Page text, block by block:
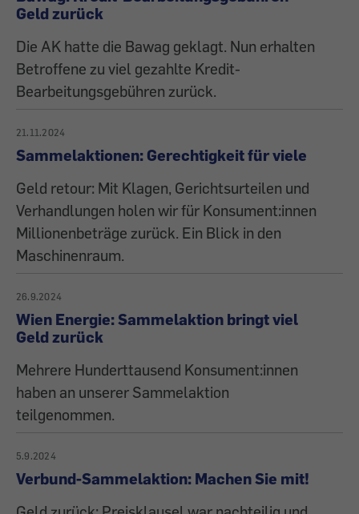
Geld zurück
Die AK hatte die Bawag geklagt. Nun erhalten
Betroffene zu viel gezahlte Kredit-
Bearbeitungsgebühren zurück.
21.11.2024
Sammelaktionen: Gerechtigkeit für viele
Geld retour: Mit Klagen, Gerichtsurteilen und
Verhandlungen holen wir für Konsument:innen
Millionenbeträge zurück. Ein Blick in den
Maschinenraum.
26.9.2024
Wien Energie: Sammelaktion bringt viel
Geld zurück
Mehrere Hunderttausend Konsument:innen
haben an unserer Sammelaktion
teilgenommen.
5.9.2024
Verbund-Sammelaktion: Machen Sie mit!